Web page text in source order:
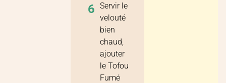
6 Servir le
velouté
bien
chaud,
ajouter
le Tofou
Fumé